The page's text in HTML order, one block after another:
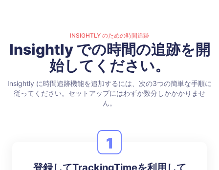
INSIGHTLY のための時間追跡
Insightly での時間の追跡を開
始してください。
Insightly に時間追跡機能を追加するには、次の3つの簡単な手順に
従ってください。セットアップにはわずか数分しかかかりませ
ん。
1
登録してTrackingTimeを利用して